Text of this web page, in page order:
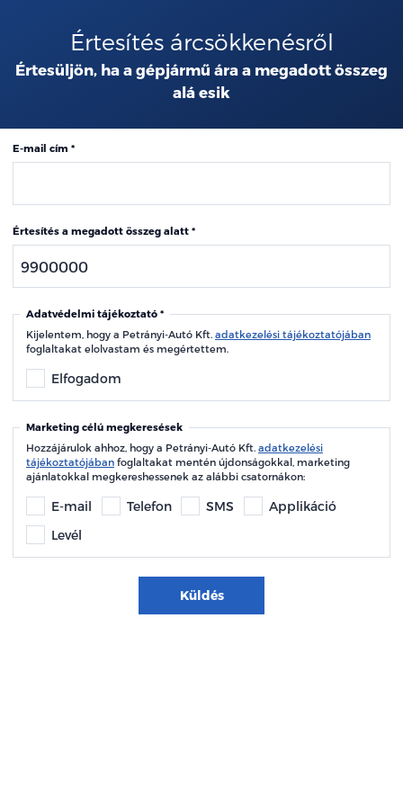
Értesítés árcsökkenésről
Értesüljön, ha a gépjármű ára a megadott összeg
alá esik
E-mail cím
Értesítés a megadott összeg alatt
Adatvédelmi tájékoztató
Kijelentem, hogy a Petrányi-Autó Kft. adatkezelési tájékoztatójában
foglaltakat elolvastam és megértettem.
Elfogadom
Marketing célú megkeresések
Hozzájárulok ahhoz, hogy a Petrányi-Autó Kft. adatkezelési
tájékoztatójában foglaltakat mentén újdonságokkal, marketing
ajánlatokkal megkereshessenek az alábbi csatornákon:
E-mail Telefon SMS
Applikáció
Levél
Küldés